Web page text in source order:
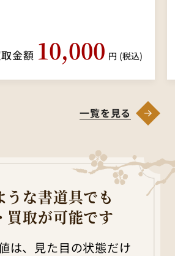
一覧を見る
うな書道具でも
買取が可能です
は、見た目の状態だけ